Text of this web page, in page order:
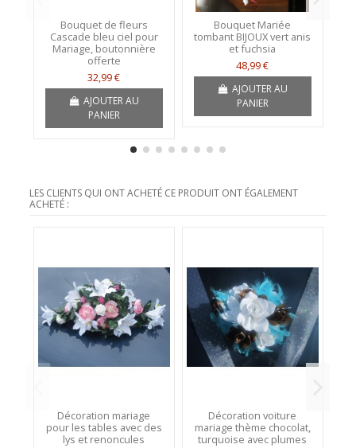
Bouquet de fleurs
Cascade bleu ciel pour
Mariage, boutonnière
offerte
32,99 €
AJOUTER AU
PANIER
Bouquet Mariée
tombant BIJOUX vert anis
et fuchsia
48,99 €
AJOUTER AU
PANIER
LES CLIENTS QUI ONT ACHETÉ CE PRODUIT ONT ÉGALEMENT
ACHETÉ :
Décoration mariage
pour les tables avec des
lys et renoncules
Décoration voiture
mariage thème chocolat,
turquoise avec plumes